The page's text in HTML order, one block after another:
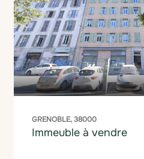
GRENOBLE, 38000
Immeuble à vendre